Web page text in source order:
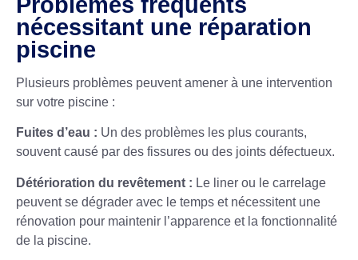
nécessitant une réparation
piscine
Plusieurs problèmes peuvent amener à une intervention
sur votre piscine :
Fuites d’eau : Un des problèmes les plus courants,
souvent causé par des fissures ou des joints défectueux.
Détérioration du revêtement : Le liner ou le carrelage
peuvent se dégrader avec le temps et nécessitent une
rénovation pour maintenir l’apparence et la fonctionnalité
de la piscine.